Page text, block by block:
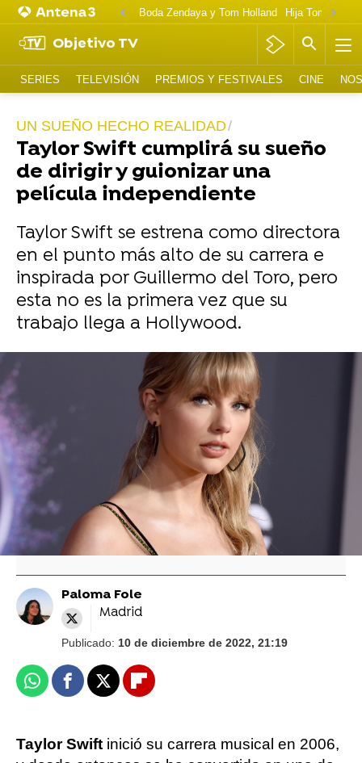
Boda Zendaya y Tom Holland Hija Tom
Objetivo TV
SERIES TELEVISIÓN PREMIOS Y FESTIVALES CINE
UN SUEÑO HECHO REALIDAD
Taylor Swift cumplirá su sueño
de dirigir y guionizar una
película independiente
Taylor Swift se estrena como directora
en el punto más alto de su carrera e
inspirada por Guillermo del Toro, pero
esta no es la primera vez que su
trabajo llega a Hollywood.
Taylor Swift quería aparecer en 'Crepúsculo',
pero el director de 'Luna Nueva' la rechazó y
cuenta ahora por qué
Taylor Swift se pronuncia por fin sobre la
infame bufanda ¿de Jake Gyllenhaal? en 'All
Too Well'
Paloma Fole
Madrid
Publicado: 10 de diciembre de 2022, 21:19
WhatsappFacebook
X Flipboard
Taylor Swift inició su carrera musical en 2006,